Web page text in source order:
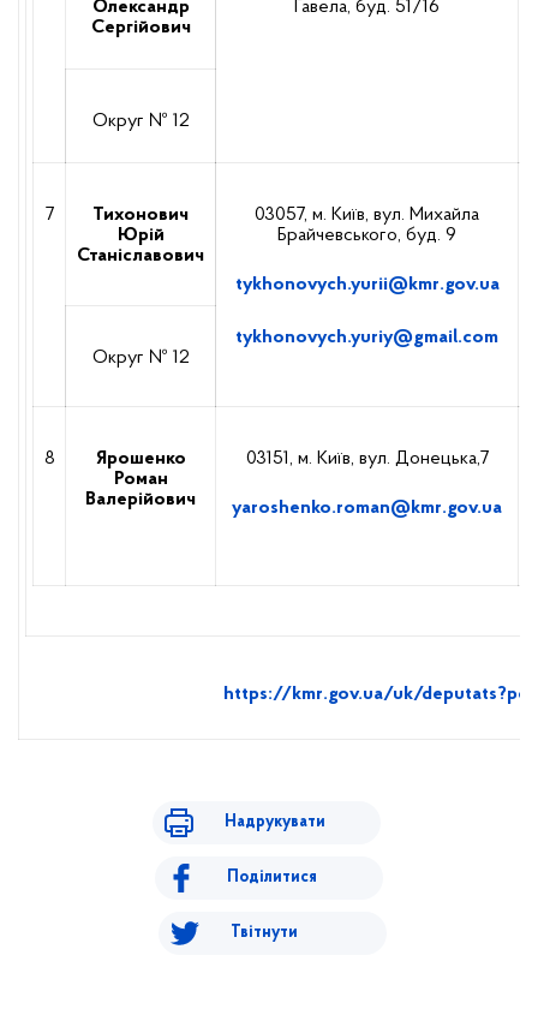
Олександр
Сергійович
Гавела, буд. 51/16
Округ № 12
7
Тихонович
Юрій
Станіславович
03057, м. Київ, вул. Михайла
Брайчевського, буд. 9
tykhonovych.yurii@kmr.gov.ua
tykhonovych.yuriy@gmail.com
Округ № 12
8
Ярошенко
Роман
Валерійович
03151, м. Київ, вул. Донецька,7
yaroshenko.roman@kmr.gov.ua
https://kmr.gov.ua/uk/
Надрукувати
Поділитися
Твітнути